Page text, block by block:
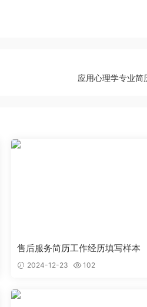
应用心理学专业简
售后服务简历工作经历填写样本
2024-12-23 102